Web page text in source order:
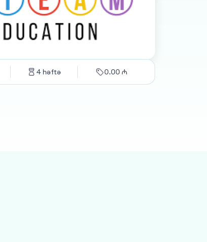
4 həftə 0.00 ₼